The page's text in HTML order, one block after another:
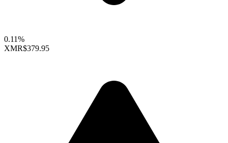
0.11%
XMR$379.95